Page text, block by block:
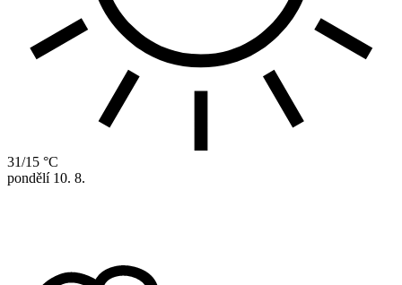
31/15 °C
pondělí 10. 8.